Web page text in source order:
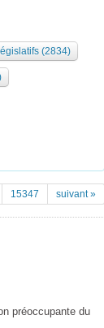
(2834)
15347 suivant »
préoccupante du